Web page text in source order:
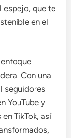
espejo, que te
en el
Con una
seguidores
YouTube y
TikTok, así